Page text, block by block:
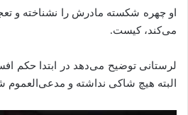
او چهره شکسته مادرش را نشناخته و
می‌کند، کیست.
لرستانی توضیح می‌دهد در ابتدا حکم
البته هیچ شاکی نداشته و